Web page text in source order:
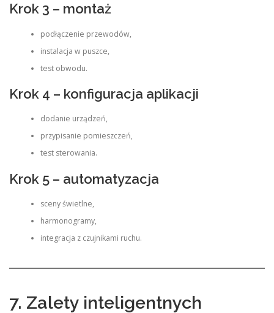
Krok 3 – montaż
podłączenie przewodów,
instalacja w puszce,
test obwodu.
Krok 4 – konfiguracja aplikacji
dodanie urządzeń,
przypisanie pomieszczeń,
test sterowania.
Krok 5 – automatyzacja
sceny świetlne,
harmonogramy,
integracja z czujnikami ruchu.
7. Zalety inteligentnych